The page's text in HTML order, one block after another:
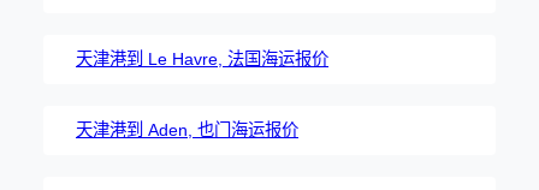
天津港到 Le Havre, 法国海运报价
天津港到 Aden, 也门海运报价